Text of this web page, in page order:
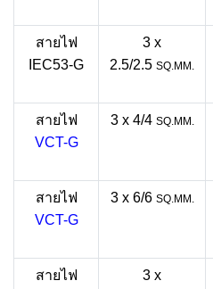
สายไฟ
IEC53-G
3 x
2.5/2.5 SQ.MM.
สายไฟ
VCT-G
3 x 4/4 SQ.MM.
สายไฟ
VCT-G
3 x 6/6 SQ.MM.
สายไฟ
3 x